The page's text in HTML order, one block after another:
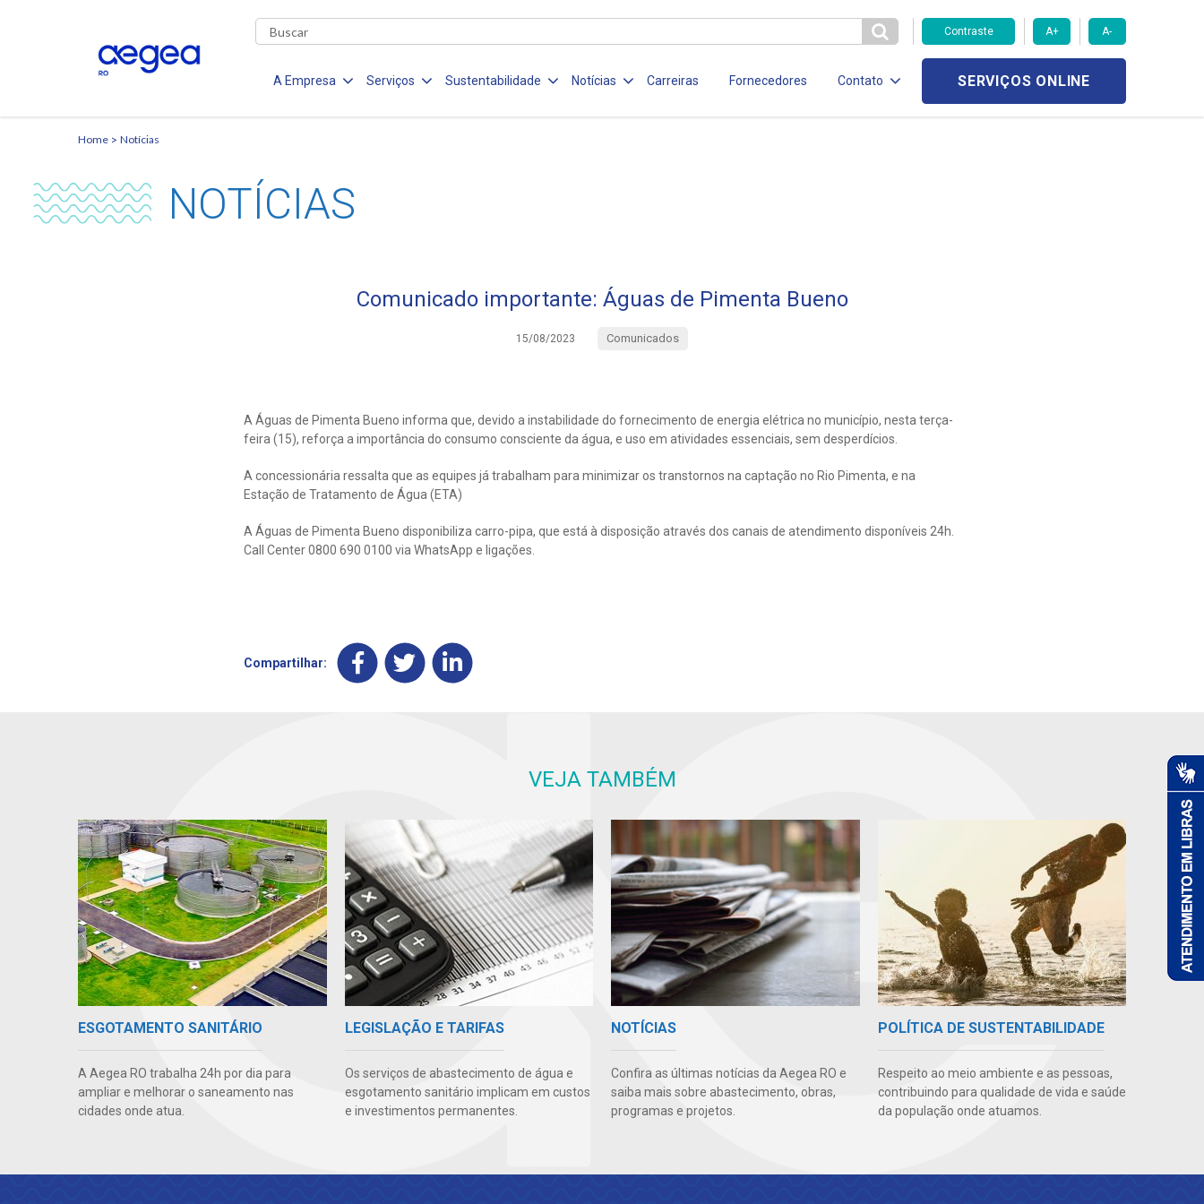
Contraste A+ A-
A Empresa Serviços Sustentabilidade Notícias Carreiras Fornecedores Contato SERVIÇOS ONLINE
Home Notícias
NOTÍCIAS
Comunicado importante: Águas de Pimenta Bueno
15/08/2023 Comunicados
A Águas de Pimenta Bueno informa que, devido a instabilidade do fornecimento de energia elétrica no município, nesta terça-
feira (15), reforça a importância do consumo consciente da água, e uso em atividades essenciais, sem desperdícios.
A concessionária ressalta que as equipes já trabalham para minimizar os transtornos na captação no Rio Pimenta, e na
Estação de Tratamento de Água (ETA)
A Águas de Pimenta Bueno disponibiliza carro-pipa, que está à disposição através dos canais de atendimento disponíveis 24h.
Call Center 0800 690 0100 via WhatsApp e ligações.
Compartilhar:
VEJA TAMBÉM
ESGOTAMENTO SANITÁRIO
A Aegea RO trabalha 24h por dia para
ampliar e melhorar o saneamento nas
cidades onde atua.
LEGISLAÇÃO E TARIFAS
Os serviços de abastecimento de água e
esgotamento sanitário implicam em custos
e investimentos permanentes.
NOTÍCIAS
Confira as últimas notícias da Aegea RO e
saiba mais sobre abastecimento, obras,
programas e projetos.
POLÍTICA DE SUSTENTABILIDADE
Respeito ao meio ambiente e as pessoas,
contribuindo para qualidade de vida e saúde
da população onde atuamos.